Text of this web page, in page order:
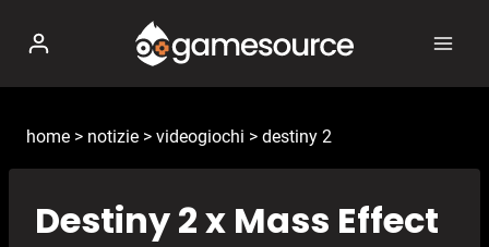
contenuto
home > notizie > videogiochi > destiny 2
Destiny 2 x Mass Effect